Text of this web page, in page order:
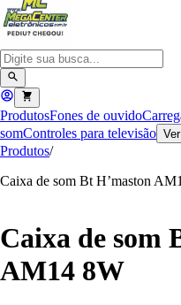
ProdutosFones de ouvido
somControles para televisão
Produtos/
Caixa de som Bt H’maston
Caixa de som
AM14 8W